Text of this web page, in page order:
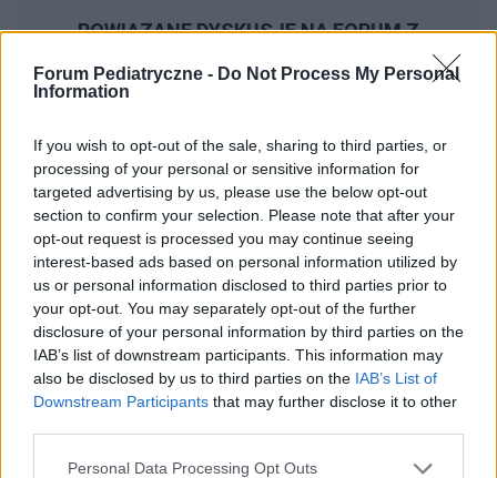
Forum Pediatryczne - Do Not Process My Personal
Information
If you wish to opt-out of the sale, sharing to third parties, or
processing of your personal or sensitive information for
targeted advertising by us, please use the below opt-out
section to confirm your selection. Please note that after your
opt-out request is processed you may continue seeing
interest-based ads based on personal information utilized by
us or personal information disclosed to third parties prior to
your opt-out. You may separately opt-out of the further
disclosure of your personal information by third parties on the
IAB’s list of downstream participants. This information may
also be disclosed by us to third parties on the IAB’s List of
Downstream Participants that may further disclose it to other
Personal Data Processing Opt Outs
POWIĄZANE DYSKUSJE NA FORUM Z
KATEGORII
ALERGIE
Forum:Choroby dziecięce
Po usunięciu trzeciego migdałka
Dzień dobry, szukam po forach i fejsbuku pomocy bo
2 tygodnie temu mojej 5-letniej córeczce usuwali
trzeci migdałek ze znieczuleniem ogólnym. Po operacji
wymiotowała bo połykała krew, męczy się bo d...
gość